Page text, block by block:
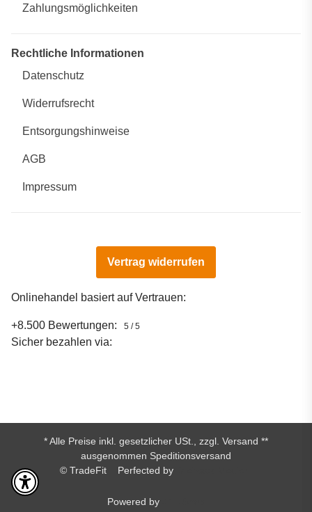
Zahlungsmöglichkeiten
Rechtliche Informationen
Datenschutz
Widerrufsrecht
Entsorgungshinweise
AGB
Impressum
Vertrag widerrufen
Onlinehandel basiert auf Vertrauen:
+8.500 Bewertungen: 5 / 5
Sicher bezahlen via:
* Alle Preise inkl. gesetzlicher USt., zzgl. Versand **
ausgenommen Speditionsversand
© TradeFit
Perfected by
Powered by